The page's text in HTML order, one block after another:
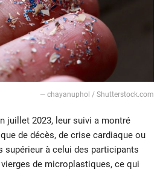
— chayanuphol / Shutterstock.com
juillet 2023, leur suivi a montré
de décès, de crise cardiaque ou
supérieur à celui des participants
de microplastiques, ce qui